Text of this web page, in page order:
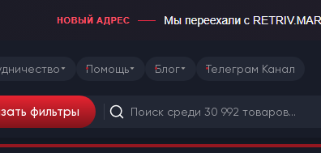
Помощь Блог Телеграм Канал
фильтры